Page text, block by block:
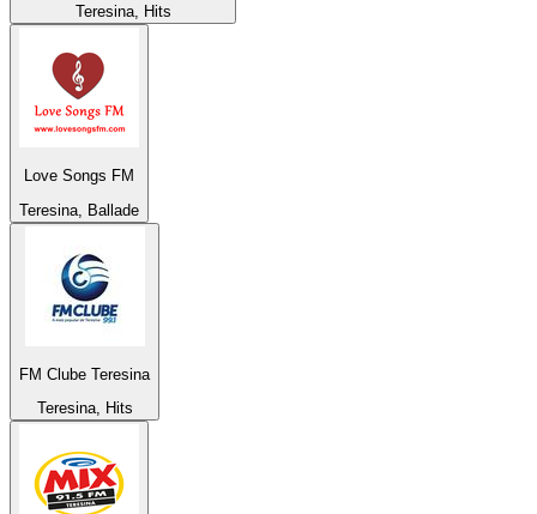
Teresina, Hits
Love Songs FM
Teresina, Ballade
FM Clube Teresina
Teresina, Hits